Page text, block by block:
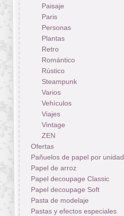
Paisaje
Paris
Personas
Plantas
Retro
Romántico
Rústico
Steampunk
Varios
Vehículos
Viajes
Vintage
ZEN
Ofertas
Pañuelos de papel por unidad
Papel de arroz
Papel decoupage Classic
Papel decoupage Soft
Pasta de modelaje
Pastas y efectos especiales